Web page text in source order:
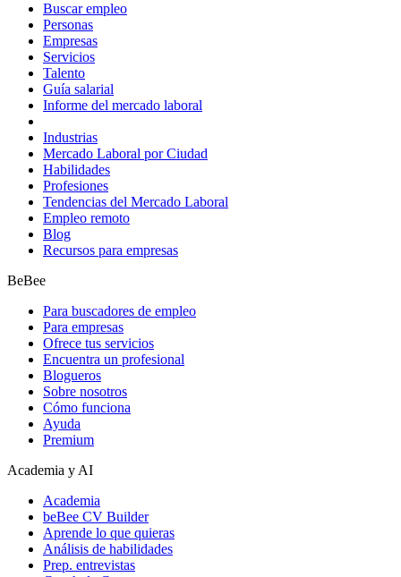
Buscar empleo
Personas
Empresas
Servicios
Talento
Guía salarial
Informe del mercado laboral
Industrias
Mercado Laboral por Ciudad
Habilidades
Profesiones
Tendencias del Mercado Laboral
Empleo remoto
Blog
Recursos para empresas
BeBee
Para buscadores de empleo
Para empresas
Ofrece tus servicios
Encuentra un profesional
Blogueros
Sobre nosotros
Cómo funciona
Ayuda
Premium
Academia y AI
Academia
beBee CV Builder
Aprende lo que quieras
Análisis de habilidades
Prep. entrevistas